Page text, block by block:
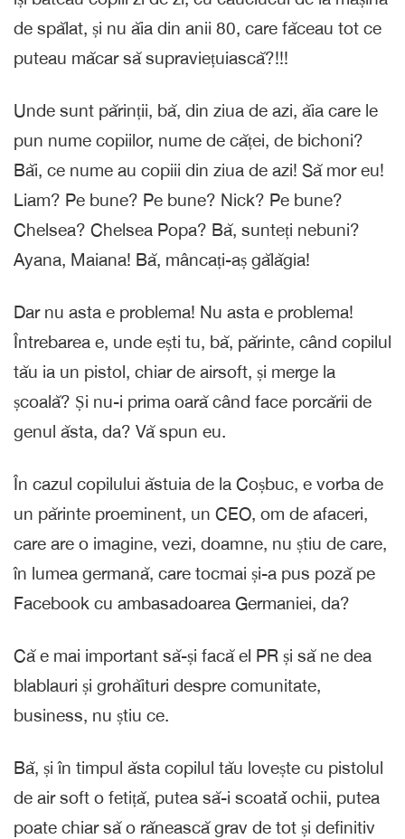
de spălat, și nu ăia din anii 80, care făceau tot ce
puteau măcar să supraviețuiască?!!!
Unde sunt părinții, bă, din ziua de azi, ăia care le
pun nume copiilor, nume de căței, de bichoni?
Băi, ce nume au copiii din ziua de azi! Să mor eu!
Liam? Pe bune? Pe bune? Nick? Pe bune?
Chelsea? Chelsea Popa? Bă, sunteți nebuni?
Ayana, Maiana! Bă, mâncați-aș gălăgia!
Dar nu asta e problema! Nu asta e problema!
Întrebarea e, unde ești tu, bă, părinte, când copilul
tău ia un pistol, chiar de airsoft, și merge la
școală? Și nu-i prima oară când face porcării de
genul ăsta, da? Vă spun eu.
În cazul copilului ăstuia de la Coșbuc, e vorba de
un părinte proeminent, un CEO, om de afaceri,
care are o imagine, vezi, doamne, nu știu de care,
în lumea germană, care tocmai și-a pus poză pe
Facebook cu ambasadoarea Germaniei, da?
Că e mai important să-și facă el PR și să ne dea
blablauri și grohăituri despre comunitate,
business, nu știu ce.
Bă, și în timpul ăsta copilul tău lovește cu pistolul
de air soft o fetiță, putea să-i scoatǎ ochii, putea
poate chiar să o rănească grav de tot și definitiv